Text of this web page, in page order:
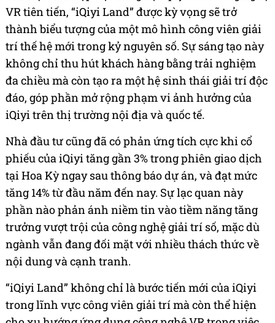
VR tiên tiến, “iQiyi Land” được kỳ vọng sẽ trở
thành biểu tượng của một mô hình công viên giải
trí thế hệ mới trong kỷ nguyên số. Sự sáng tạo này
không chỉ thu hút khách hàng bằng trải nghiệm
đa chiều mà còn tạo ra một hệ sinh thái giải trí độc
đáo, góp phần mở rộng phạm vi ảnh hưởng của
iQiyi trên thị trường nội địa và quốc tế.
Nhà đầu tư cũng đã có phản ứng tích cực khi cổ
phiếu của iQiyi tăng gần 3% trong phiên giao dịch
tại Hoa Kỳ ngay sau thông báo dự án, và đạt mức
tăng 14% từ đầu năm đến nay. Sự lạc quan này
phần nào phản ánh niềm tin vào tiềm năng tăng
trưởng vượt trội của công nghệ giải trí số, mặc dù
ngành vẫn đang đối mặt với nhiều thách thức về
nội dung và cạnh tranh.
“iQiyi Land” không chỉ là bước tiến mới của iQiyi
trong lĩnh vực công viên giải trí mà còn thể hiện